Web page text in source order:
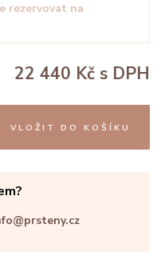
rezervovat na
22 440 Kč s DPH
VLOŽIT DO KOŠÍKU